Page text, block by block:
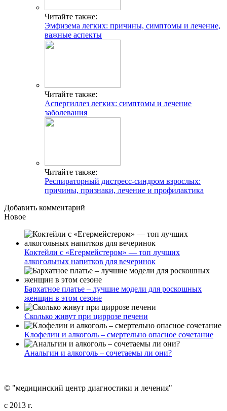
Читайте также:
Эмфизема легких: причины, симптомы и лечение,
важные аспекты
Читайте также:
Аспергиллез легких: симптомы и лечение
заболевания
Читайте также:
Респираторный дистресс-синдром взрослых:
причины, признаки, лечение и профилактика
Добавить комментарий
Новое
Коктейли с «Егермейстером» — топ лучших
алкогольных напитков для вечеринок
Бархатное платье – лучшие модели для роскошных
женщин в этом сезоне
Сколько живут при циррозе печени
Клофелин и алкоголь – смертельно опасное сочетание
Анальгин и алкоголь – сочетаемы ли они?
© "медицинский центр диагностики и лечения"
c 2013 г.